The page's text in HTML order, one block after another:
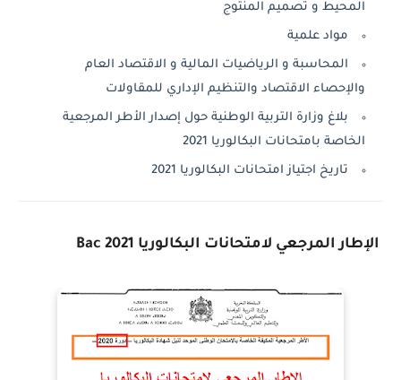
المحيط و تصميم المنتوج
​مواد علمية
المحاسبة و الرياضيات المالية و الاقتصاد العام
والإحصاء الاقتصاد والتنظيم الإداري للمقاولات
بلاغ وزارة التربية الوطنية حول إصدار الأطر المرجعية
الخاصة بامتحانات البكالوريا 2021
تاريخ اجتياز امتحانات البكالوريا 2021
الإطار المرجعي لامتحانات البكالوريا 2021 Bac